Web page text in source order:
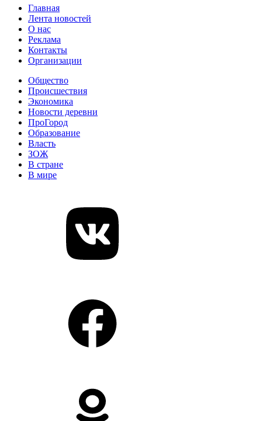
Главная
Лента новостей
О нас
Реклама
Контакты
Организации
Общество
Происшествия
Экономика
Новости деревни
ПроГород
Образование
Власть
ЗОЖ
В стране
В мире